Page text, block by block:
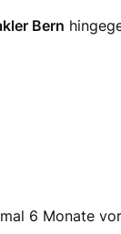
Bern
6 Monate